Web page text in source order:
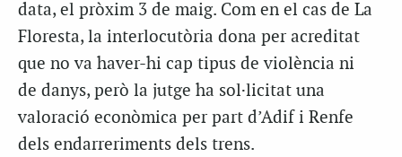
data, el pròxim 3 de maig. Com en el cas de La
Floresta, la interlocutòria dona per acreditat
que no va haver-hi cap tipus de violència ni
de danys, però la jutge ha sol·licitat una
valoració econòmica per part d’Adif i Renfe
dels endarreriments dels trens.